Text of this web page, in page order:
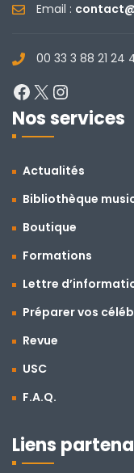
Email :
00 33 3 88 21 24
Facebook
X
Nos services
Actualités
Bibliothèque
Boutique
Formations
Lettre
Préparer vos
Revue
USC
F.A.Q.
Liens